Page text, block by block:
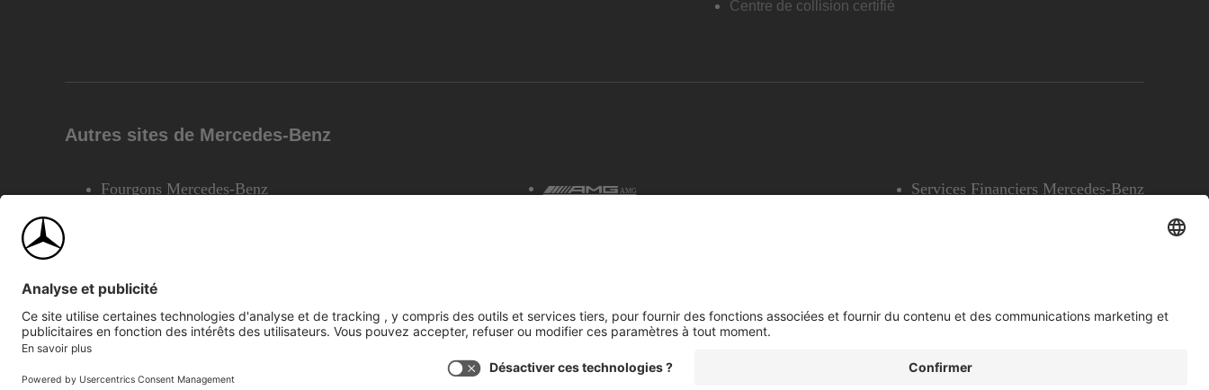
Centre de collision certifié
Autres sites de Mercedes-Benz
Fourgons Mercedes-Benz AMG Services Financiers Mercedes-Benz
©2026 Mercedes-Benz Canada Inc.